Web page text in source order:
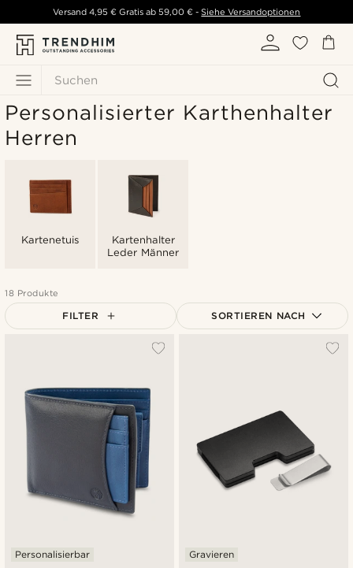
Suchen
Versand 4,95 € Gratis ab59,00 € - Siehe Versandoptionen
Personalisierter Karthenhalter
Herren
Kartenetuis
Kartenhalter
Leder Männer
18 Produkte
FILTER SORTIEREN NACH
Personalisierbar Gravieren